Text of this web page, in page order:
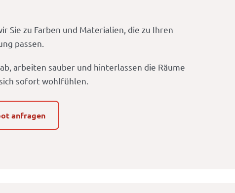
Sie zu Farben und Materialien, die zu Ihren
passen.
arbeiten sauber und hinterlassen die Räume
sofort wohlfühlen.
anfragen